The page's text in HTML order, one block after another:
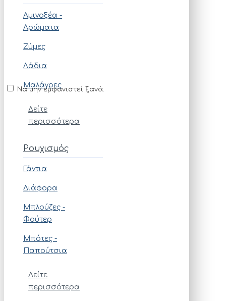
Αμινοξέα -
Αρώματα
Ζύμες
Λάδια
Μαλάγρες
Δείτε
περισσότερα
Ρουχισμός
Γάντια
Διάφορα
Μπλούζες -
Φούτερ
Μπότες -
Παπούτσια
Δείτε
περισσότερα
Να μην εμφανιστεί ξανά.